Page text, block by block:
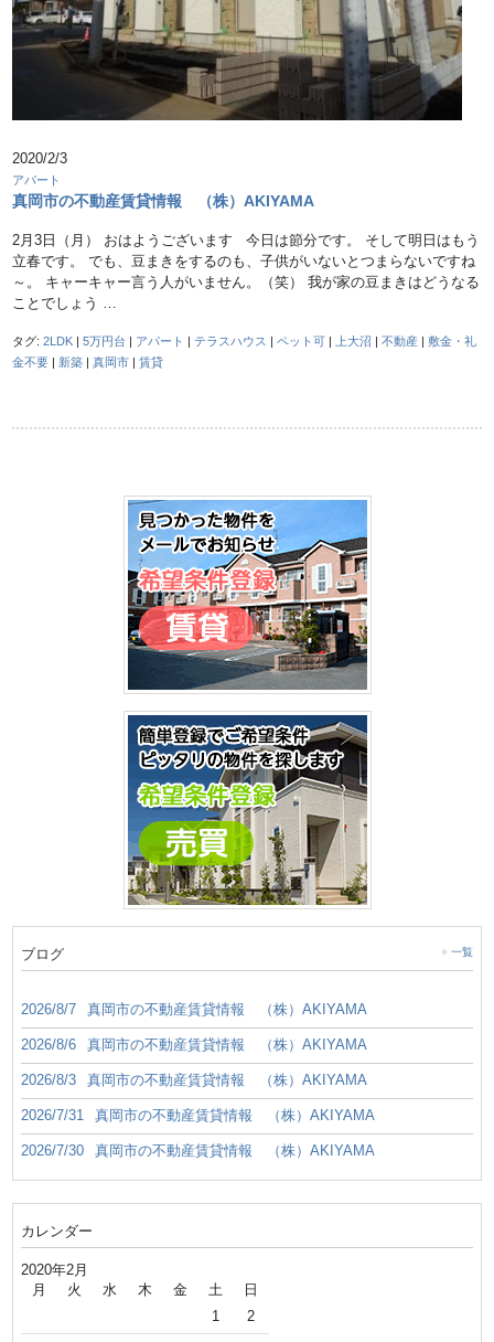
2020/2/3
アパート
真岡市の不動産賃貸情報 （株）AKIYAMA
2月3日（月） おはようございます 今日は節分です。 そして明日はもう
立春です。 でも、豆まきをするのも、子供がいないとつまらないですね
～。 キャーキャー言う人がいません。（笑） 我が家の豆まきはどうなる
ことでしょう …
タグ:2LDK |5万円台 | アパート |テラスハウス |ペット可 | 上大沼 |不動産 |敷金・礼
金不要 | 新築 |真岡市 |賃貸
ブログ 一覧
2026/8/7 真岡市の不動産賃貸情報 （株）AKIYAMA
2026/8/6 真岡市の不動産賃貸情報 （株）AKIYAMA
2026/8/3 真岡市の不動産賃貸情報 （株）AKIYAMA
2026/7/31 真岡市の不動産賃貸情報 （株）AKIYAMA
2026/7/30 真岡市の不動産賃貸情報 （株）AKIYAMA
カレンダー
2020年2月
月 火 水 木 金 土 日
1 2